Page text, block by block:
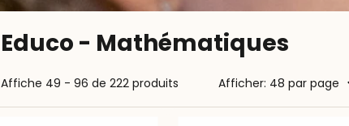
Educo - Mathématiques
Affiche 49 - 96 de 222 produits Afficher: 48 par page